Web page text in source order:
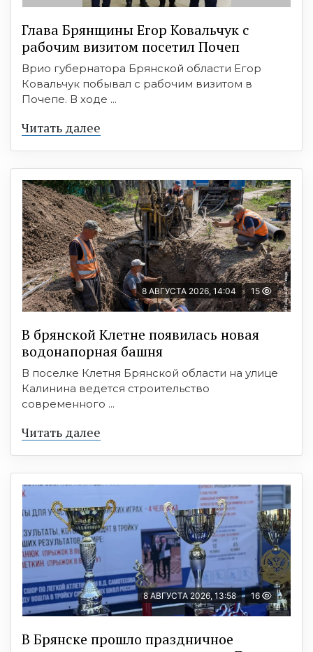
Глава Брянщины Егор Ковальчук с
рабочим визитом посетил Почеп
Врио губернатора Брянской области Егор
Ковальчук побывал с рабочим визитом в
Почепе. В ходе ...
Читать далее
8 АВГУСТА 2026, 14:04 15
В брянской Клетне появилась новая
водонапорная башня
В поселке Клетня Брянской области на улице
Калинина ведется строительство
современного ...
Читать далее
8 АВГУСТА 2026, 13:58 16
В Брянске прошло праздничное